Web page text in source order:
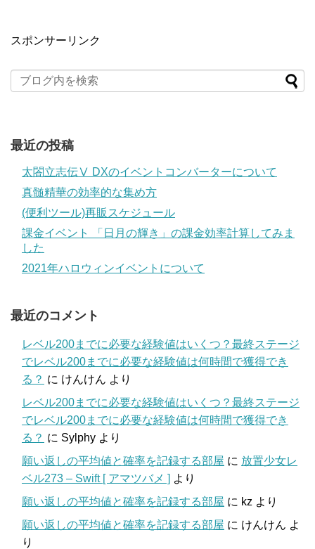
スポンサーリンク
最近の投稿
太閤立志伝Ⅴ DXのイベントコンバーターについて
真髄精華の効率的な集め方
(便利ツール)再販スケジュール
課金イベント 「日月の輝き」の課金効率計算してみま
した
2021年ハロウィンイベントについて
最近のコメント
レベル200までに必要な経験値はいくつ？最終ステージ
でレベル200までに必要な経験値は何時間で獲得でき
る？ に けんけん より
レベル200までに必要な経験値はいくつ？最終ステージ
でレベル200までに必要な経験値は何時間で獲得でき
る？ に Sylphy より
願い返しの平均値と確率を記録する部屋 に 放置少女レ
ベル273 – Swift [ アマツバメ ] より
願い返しの平均値と確率を記録する部屋 に kz より
願い返しの平均値と確率を記録する部屋 に けんけん よ
り